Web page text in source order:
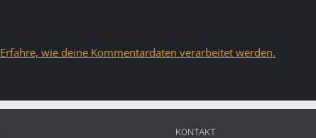
Erfahre, wie deine Kommentardaten verarbeitet werden.
KONTAKT